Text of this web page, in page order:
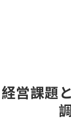
経営課題